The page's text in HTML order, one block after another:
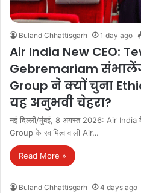
Buland Chhattisgarh 1 day ago
Air India New CEO:
Gebremariam
Group ने क्यों चुना
यह अनुभवी चेहरा?
नई दिल्ली/मुंबई, 8 अगस्त 2026: Air India
Group के स्वामित्व वाली Air…
Read More »
Buland Chhattisgarh 4 days ago